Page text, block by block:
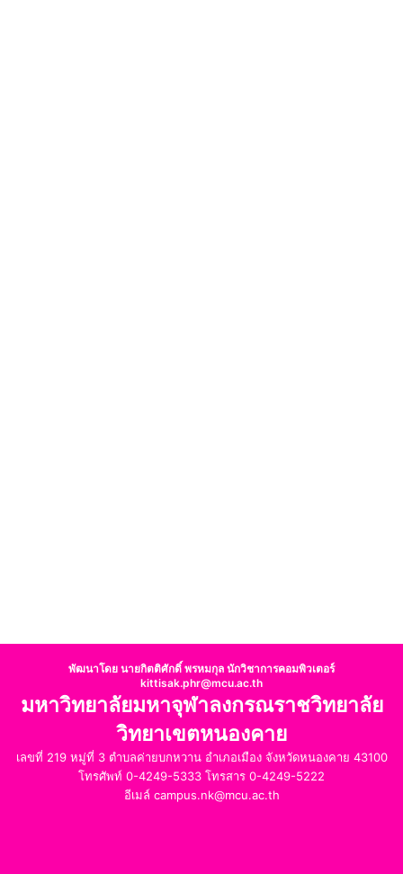
พัฒนาโดย นายกิตติศักดิ์ พรหมกุล นักวิชาการคอมพิวเตอร์
kittisak.phr@mcu.ac.th
มหาวิทยาลัยมหาจุฬาลงกรณราชวิทยาลัย
วิทยาเขตหนองคาย
เลขที่ 219 หมู่ที่ 3 ตำบลค่ายบกหวาน อำเภอเมือง จังหวัดหนองคาย 43100
โทรศัพท์ 0-4249-5333 โทรสาร 0-4249-5222
อีเมล์ campus.nk@mcu.ac.th